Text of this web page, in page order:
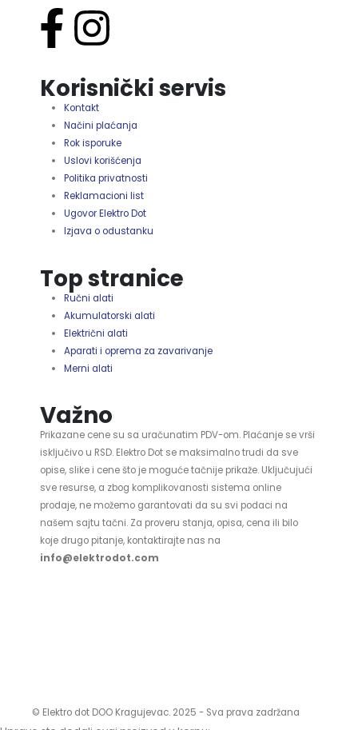
Korisnički servis
Kontakt
Načini plaćanja
Rok isporuke
Uslovi korišćenja
Politika privatnosti
Reklamacioni list
Ugovor Elektro Dot
Izjava o odustanku
Top stranice
Ručni alati
Akumulatorski alati
Električni alati
Aparati i oprema za zavarivanje
Merni alati
Važno
Prikazane cene su sa uračunatim PDV-om. Plaćanje se vrši
isključivo u RSD. Elektro Dot se maksimalno trudi da sve
opise, slike i cene što je moguće tačnije prikaže. Uključujući
sve resurse, a zbog komplikovanosti sistema online
prodaje, ne možemo garantovati da su svi podaci na
našem sajtu tačni. Za proveru stanja, opisa, cena ili bilo
koje drugo pitanje, kontaktirajte nas na
info@elektrodot.com
© Elektro dot DOO Kragujevac. 2025 - Sva prava zadržana